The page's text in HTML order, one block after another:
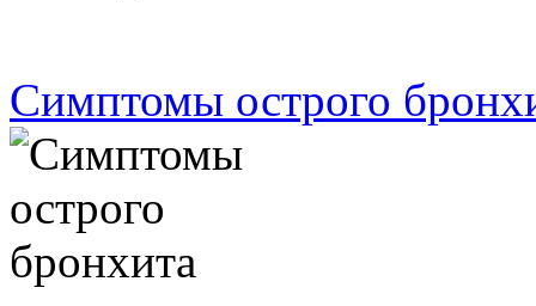
Симптомы острого